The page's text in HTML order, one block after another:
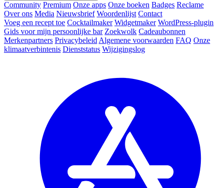
Community Premium Onze apps Onze boeken Badges Reclame
Over ons Media Nieuwsbrief Woordenlijst Contact
Voeg een recept toe Cocktailmaker Widgetmaker WordPress-plugin
Gids voor mijn persoonlijke bar Zoekwolk Cadeaubonnen
Merkenpartners Privacybeleid Algemene voorwaarden FAQ Onze
klimaatverbintenis Dienststatus Wijzigingslog